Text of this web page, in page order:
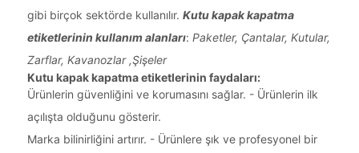
gibi birçok sektörde kullanılır. Kutu kapak kapatma
etiketlerinin kullanım alanları: Paketler, Çantalar, Kutular,
Zarflar, Kavanozlar ,Şişeler
Kutu kapak kapatma etiketlerinin faydaları:
Ürünlerin güvenliğini ve korumasını sağlar. - Ürünlerin ilk
açılışta olduğunu gösterir.
Marka bilinirliğini artırır. - Ürünlere şık ve profesyonel bir